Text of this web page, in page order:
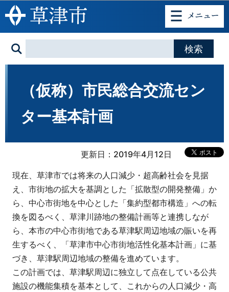
このページの本文へ移動
（仮称）市民総合交流セン
ター基本計画
更新日：2019年4月12日
現在、草津市では将来の人口減少・超高齢社会を見据
え、市街地の拡大を基調とした「拡散型の開発整備」か
ら、中心市街地を中心とした「集約型都市構造」への転
換を図るべく、草津川跡地の整備計画等と連携しなが
ら、本市の中心市街地である草津駅周辺地域の賑いを再
生するべく、「草津市中心市街地活性化基本計画」に基
づき、草津駅周辺地域の整備を進めています。
この計画では、草津駅周辺に独立して点在している公共
施設の機能集積を基本として、これからの人口減少・高